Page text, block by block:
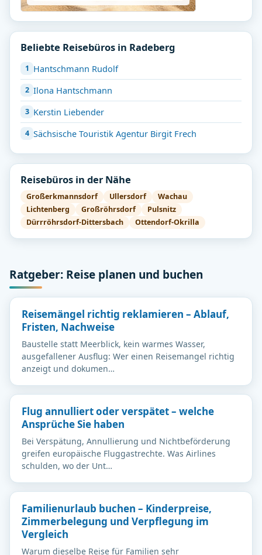
Beliebte Reisebüros in Radeberg
Hantschmann Rudolf
Ilona Hantschmann
Kerstin Liebender
Sächsische Touristik Agentur Birgit Frech
Reisebüros in der Nähe
Großerkmannsdorf Ullersdorf
Wachau
Lichtenberg
Großröhrsdorf
Pulsnitz
Dürrröhrsdorf-Dittersbach
Ottendorf-Okrilla
Ratgeber: Reise planen und buchen
Reisemängel richtig reklamieren – Ablauf,
Fristen, Nachweise
Baustelle statt Meerblick, kein warmes Wasser,
ausgefallener Ausflug: Wer einen Reisemangel richtig
anzeigt und dokumen…
Flug annulliert oder verspätet – welche
Ansprüche Sie haben
Bei Verspätung, Annullierung und Nichtbeförderung
greifen europäische Fluggastrechte. Was Airlines
schulden, wo der Unt…
Familienurlaub buchen – Kinderpreise,
Zimmerbelegung und Verpflegung im
Vergleich
Warum dieselbe Reise für Familien sehr